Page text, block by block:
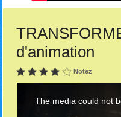
d'animation
Notez